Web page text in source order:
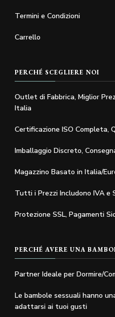
Termini e Condizioni
Carrello
PERCHÉ SCEGLIERE NOI
Outlet di Fabbrica, Miglior
Italia
Certificazione ISO
Imballaggio Discreto,
Magazzino Basato in Italia/
Tutti i Prezzi Includono IVA e
Protezione SSL, Pagamenti
PERCHÉ AVERE UNA
Partner Ideale per Dormire/
Le bambole sessuali hanno
adattarsi ai tuoi gusti